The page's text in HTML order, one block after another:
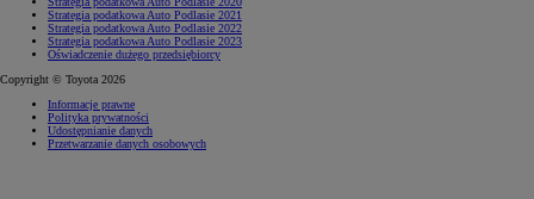
Strategia podatkowa Auto Podlasie 2021
Strategia podatkowa Auto Podlasie 2022
Strategia podatkowa Auto Podlasie 2023
Oświadczenie dużego przedsiębiorcy
Copyright © Toyota 2026
Informacje prawne
Polityka prywatności
Udostępnianie danych
Przetwarzanie danych osobowych